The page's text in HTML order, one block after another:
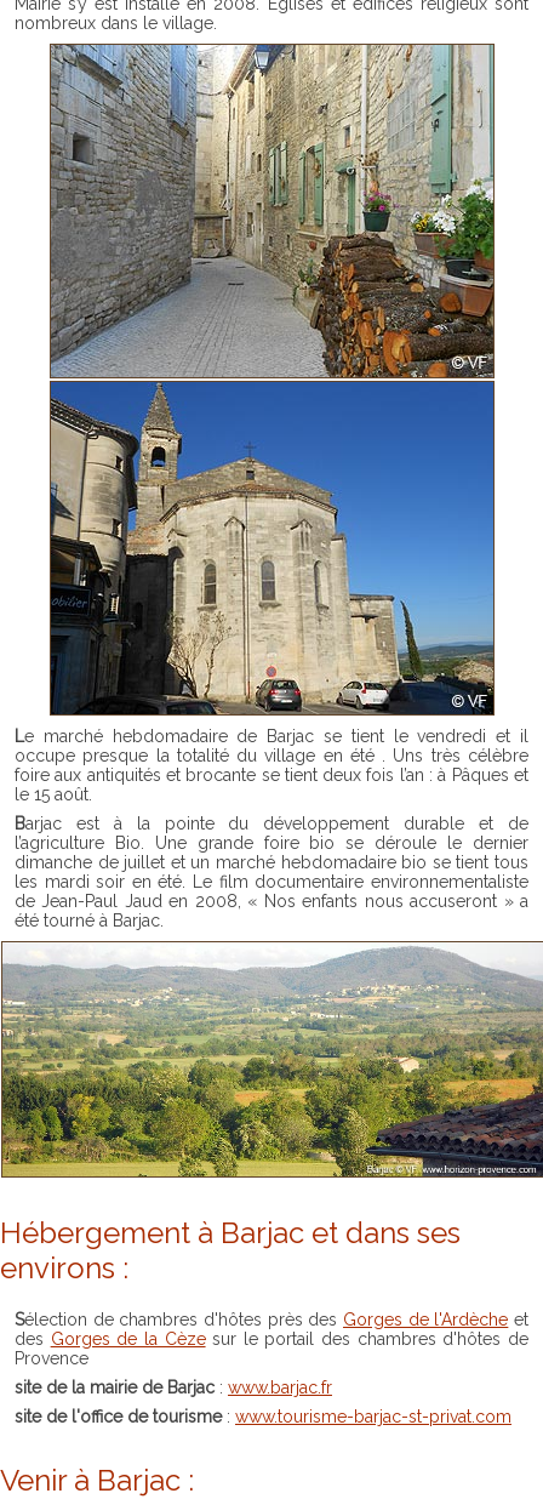
nombreux dans le village.
Le marché hebdomadaire de Barjac se tient le vendredi et il
occupe presque la totalité du village en été . Uns très célèbre
foire aux antiquités et brocante se tient deux fois l’an : à Pâques et
le 15 août.
Barjac est à la pointe du développement durable et de
l’agriculture Bio. Une grande foire bio se déroule le dernier
dimanche de juillet et un marché hebdomadaire bio se tient tous
les mardi soir en été. Le film documentaire environnementaliste
de Jean-Paul Jaud en 2008, « Nos enfants nous accuseront » a
été tourné à Barjac.
Hébergement à Barjac et dans ses
environs :
Sélection de chambres d'hôtes près des Gorges de l'Ardèche et
des Gorges de la Cèzesur le portail des chambres d'hôtes de
Provence
site de la mairie de Barjac : www.barjac.fr
site de l'office de tourisme: www.tourisme-barjac-st-privat.com
Venir à Barjac :